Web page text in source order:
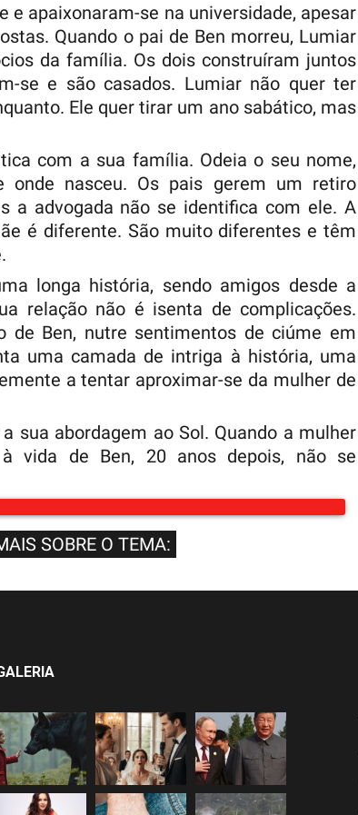
e apaixonaram-se na universidade, apesar
Quando o pai de Ben morreu, Lumiar
da família. Os dois construíram juntos
se e são casados. Lumiar não quer ter
Ele quer tirar um ano sabático, mas
com a sua família. Odeia o seu nome,
onde nasceu. Os pais gerem um retiro
a advogada não se identifica com ele. A
é diferente. São muito diferentes e têm
longa história, sendo amigos desde a
relação não é isenta de complicações.
de Ben, nutre sentimentos de ciúme em
uma camada de intriga à história, uma
a tentar aproximar-se da mulher de
sua abordagem ao Sol. Quando a mulher
à vida de Ben, 20 anos depois, não se
SOBRE O TEMA: